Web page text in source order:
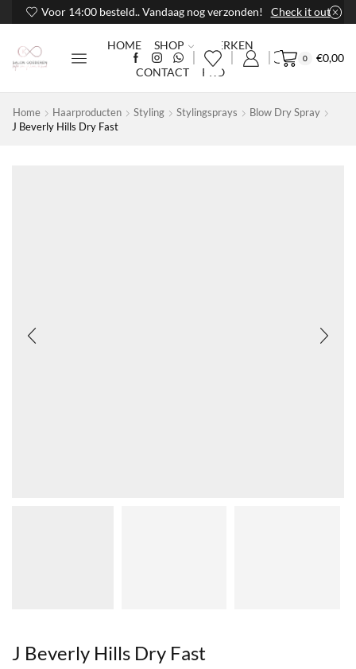
Voor 14:00 besteld.. Vandaag nog verzonden! Check it out
HOME SHOP
MERKEN
CONTACT
PRO
0 €0,00
Home Haarproducten Styling Stylingsprays
Blow Dry Spray
J Beverly Hills Dry Fast
J Beverly Hills Dry Fast